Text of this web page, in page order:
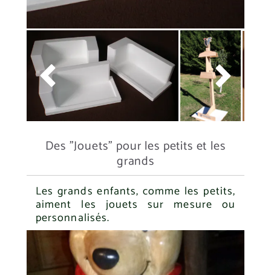
 
Des "Jouets" pour les petits et les
grands
Les grands enfants, comme les petits,
aiment les jouets sur mesure ou
personnalisés.